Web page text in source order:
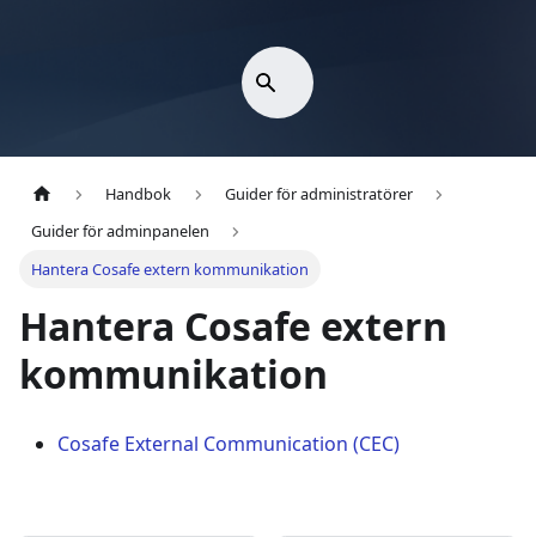
Handbok
Guider för administratörer
Guider för adminpanelen
Hantera Cosafe extern kommunikation
Hantera Cosafe extern
kommunikation
Cosafe External Communication (CEC)